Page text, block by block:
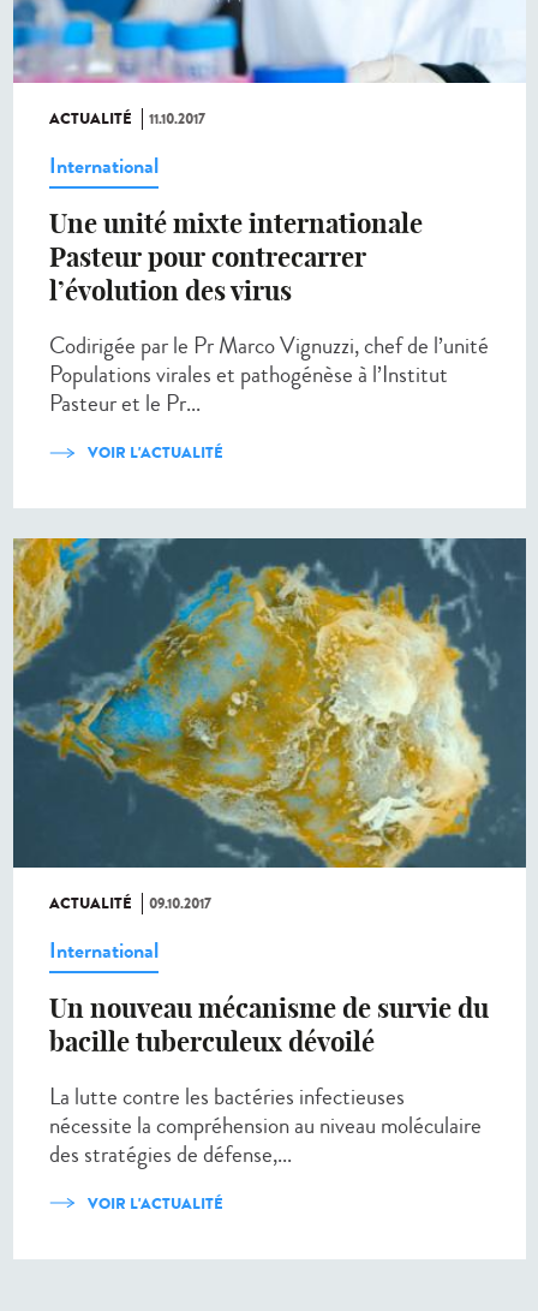
ACTUALITÉ 11.10.2017
International
Une unité mixte internationale
Pasteur pour contrecarrer
l’évolution des virus
Codirigée par le Pr Marco Vignuzzi, chef de l’unité
Populations virales et pathogénèse à l’Institut
Pasteur et le Pr...
VOIR L'ACTUALITÉ
ACTUALITÉ 09.10.2017
International
Un nouveau mécanisme de survie du
bacille tuberculeux dévoilé
La lutte contre les bactéries infectieuses
nécessite la compréhension au niveau moléculaire
des stratégies de défense,...
VOIR L'ACTUALITÉ